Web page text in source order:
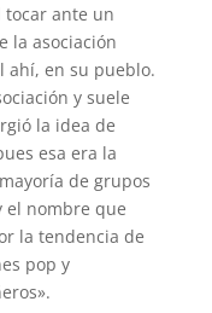
tocar ante un
la asociación
ahí, en su pueblo.
y suele
la idea de
esa era la
de grupos
el nombre que
la tendencia de
pop y